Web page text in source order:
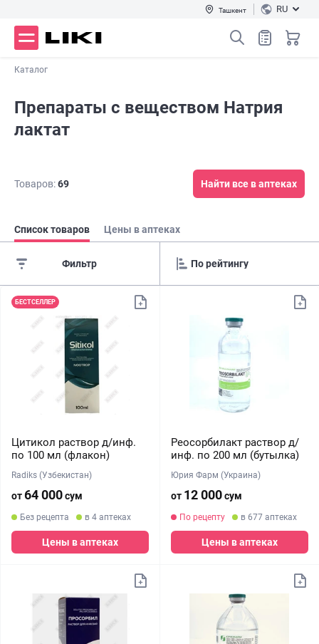
Ташкент RU
Каталог
Препараты с веществом Натрия
лактат
Товаров:69 Найти все в аптеках
Список товаров Цены в аптеках
Фильтр
БЕСТСЕЛЛЕР
Цитикол раствор д/инф.
по 100 мл (флакон)
Radiks (Узбекистан)
от64 000сум
Без рецепта в 4 аптеках
Цены в аптеках
Реосорбилакт раствор д/
инф. по 200 мл (бутылка)
Юрия Фарм (Украина)
от 12 000сум
По рецепту в 677 аптеках
Цены в аптеках